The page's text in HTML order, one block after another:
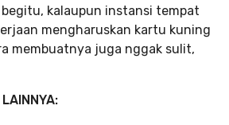
begitu, kalaupun instansi tempat
mengharuskan kartu kuning
membuatnya juga nggak sulit,